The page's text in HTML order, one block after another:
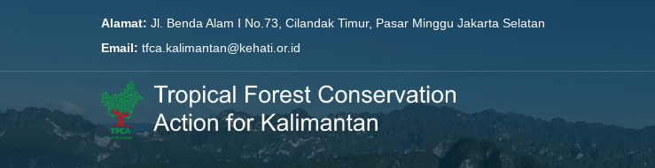
Alamat: Jl. Benda Alam I No.73, Cilandak Timur, Pasar Minggu Jakarta Selatan
Email: tfca.kalimantan@kehati.or.id